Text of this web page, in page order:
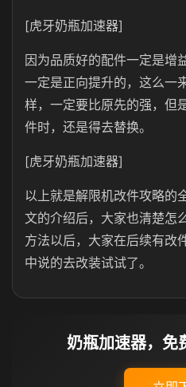
[虎牙奶瓶加速器]
因为品质好的配件一定是增
一定是正向提升的，这么一
样，一定要比原先的强，但
件时，还是得去替换。
[虎牙奶瓶加速器]
以上就是解限机改件攻略的
文的介绍后，大家也清楚怎
方法以后，大家在后续有改
中说的去改装试试了。
奶瓶加速器，免